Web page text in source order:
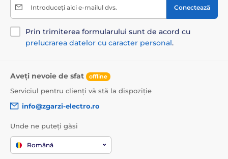
Introduceți aici e-mailul dvs. Conectează
Prin trimiterea formularului sunt de acord cu
prelucrarea datelor cu caracter personal.
Aveți nevoie de sfat offline
Serviciul pentru clienți vă stă la dispoziție
info@zgarzi-electro.ro
Unde ne puteți găsi
Română